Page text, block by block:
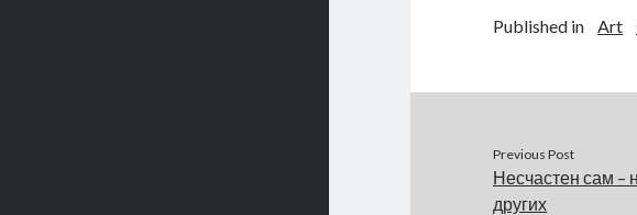
Published in Art
Previous Post
Несчастен сам –
других